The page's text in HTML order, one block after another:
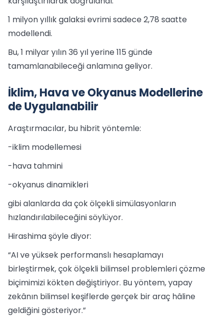
1 milyon yıllık galaksi evrimi sadece 2,78 saatte
modellendi.
Bu, 1 milyar yılın 36 yıl yerine 115 günde
tamamlanabileceği anlamına geliyor.
İklim, Hava ve Okyanus Modellerine
de Uygulanabilir
Araştırmacılar, bu hibrit yöntemle:
-iklim modellemesi
-hava tahmini
-okyanus dinamikleri
gibi alanlarda da çok ölçekli simülasyonların
hızlandırılabileceğini söylüyor.
Hirashima şöyle diyor:
“AI ve yüksek performanslı hesaplamayı
birleştirmek, çok ölçekli bilimsel problemleri çözme
biçimimizi kökten değiştiriyor. Bu yöntem, yapay
zekânın bilimsel keşiflerde gerçek bir araç hâline
geldiğini gösteriyor.”